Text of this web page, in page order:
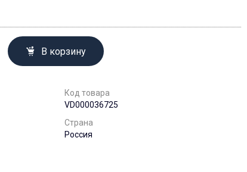
В корзину
Код товара
VD000036725
Страна
Россия